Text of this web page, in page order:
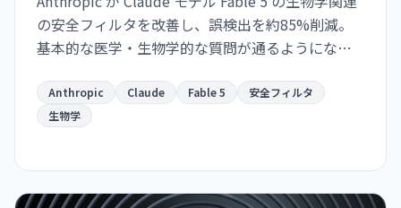
の安全フィルタを改善し、誤検出を約85%削減。
基本的な医学・生物学的な質問が通るようになっ
き制限。研究者向けアクセスプログラムも計画中
です。
Anthropic Claude Fable 5
安全フィルタ
生物学